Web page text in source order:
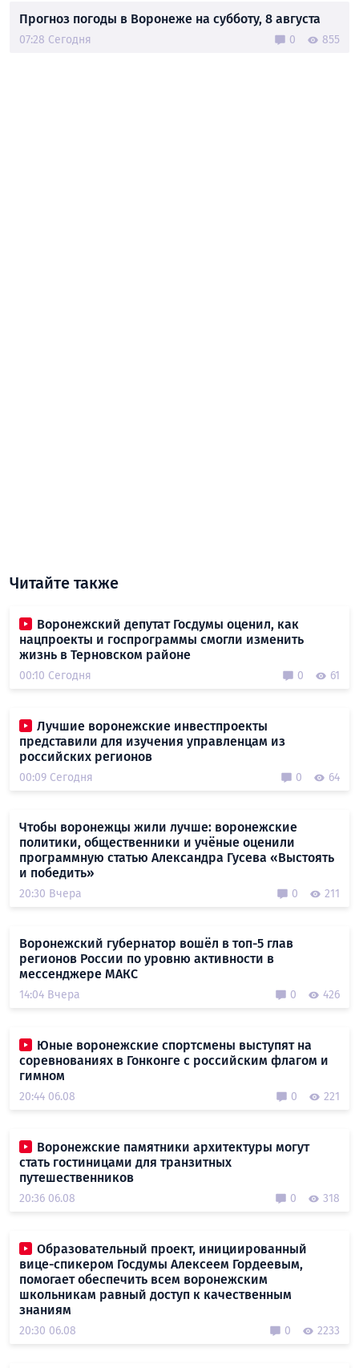
Прогноз погоды в Воронеже на субботу, 8 августа
07:28 Сегодня 0 855
Читайте также
Воронежский депутат Госдумы оценил, как
нацпроекты и госпрограммы смогли изменить
жизнь в Терновском районе
00:10 Сегодня 0 61
Лучшие воронежские инвестпроекты
представили для изучения управленцам из
российских регионов
00:09 Сегодня 0 64
Чтобы воронежцы жили лучше: воронежские
политики, общественники и учёные оценили
программную статью Александра Гусева «Выстоять
и победить»
20:30 Вчера 0 211
Воронежский губернатор вошёл в топ-5 глав
регионов России по уровню активности в
мессенджере МАКС
14:04 Вчера 0 426
Юные воронежские спортсмены выступят на
соревнованиях в Гонконге с российским флагом и
гимном
20:44 06.08 0 221
Воронежские памятники архитектуры могут
стать гостиницами для транзитных
путешественников
20:36 06.08 0 318
Образовательный проект, инициированный
вице-спикером Госдумы Алексеем Гордеевым,
помогает обеспечить всем воронежским
школьникам равный доступ к качественным
знаниям
20:30 06.08 0 2233